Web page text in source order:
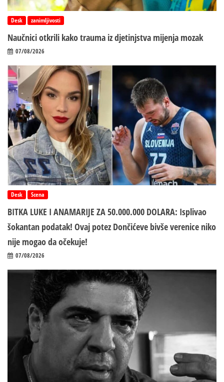
Desk zanimljivosti
Naučnici otkrili kako trauma iz d‌jetinjstva mijenja mozak
07/08/2026
Desk Scena
BITKA LUKE I ANAMARIJE ZA 50.000.000 DOLARA: Isplivao
šokantan podatak! Ovaj potez Dončićeve bivše verenice niko
nije mogao da očekuje!
07/08/2026